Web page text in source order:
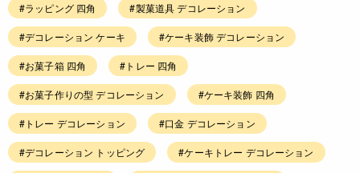
#ラッピング 四角 #製菓道具 デコレーション
#デコレーション ケーキ #ケーキ装飾 デコレーション
#お菓子箱 四角 #トレー 四角
#お菓子作りの型 デコレーション #ケーキ装飾 四角
#トレー デコレーション #口金 デコレーション
#デコレーション トッピング #ケーキトレー デコレーション